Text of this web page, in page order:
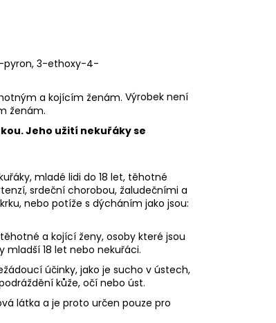
pyron, 3-ethoxy-4-
Výrobek není
ženám.
Jeho užití nekuřáky se
mladé lidi do 18 let, těhotné
srdeční chorobou, žaludečními a
nebo potíže s dýcháním jako jsou:
a kojící ženy, osoby které jsou
mladší 18 let nebo nekuřáci.
účinky, jako je sucho v ústech,
kůže, očí nebo úst.
látka a je proto určen pouze pro